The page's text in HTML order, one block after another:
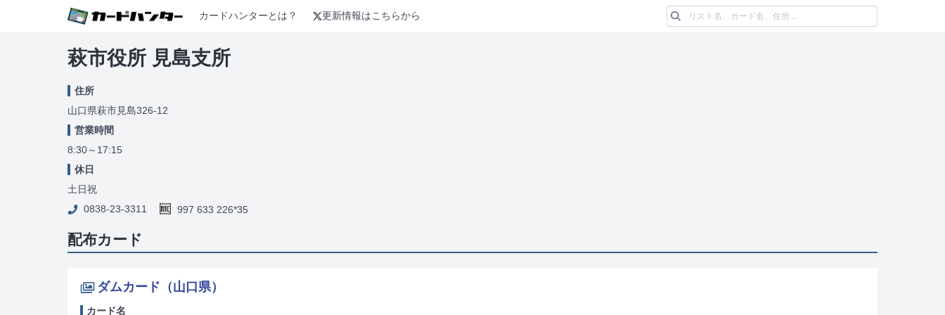
カードハンターとは？ 更新情報はこちらから
萩市役所 見島支所
住所
山口県萩市見島326-12
営業時間
8:30～17:15
休日
土日祝
0838-23-3311
997 633 226*35
配布カード
ダムカード（山口県）
カード名